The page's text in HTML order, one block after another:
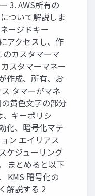
3. AWS所有の
ついて解説しま
ージドキー
アクセスし、作
のカスタマーマ
スタマーマネー
作成、所有、お
タマーがマネ
⻩⾊⽂字の部分
、キーポリシ
化、暗号化マテ
ン エイリアス
ケジューリング
まとめると以下
KMS 暗号化の
解説する 2